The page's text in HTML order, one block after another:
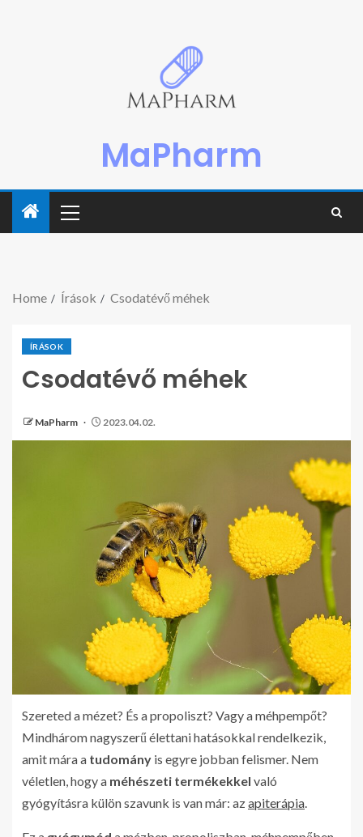
MaPharm
Home Írások Csodatévő méhek
ÍRÁSOK
Csodatévő méhek
MaPharm 2023.04.02.
Szereted a mézet? És a propoliszt? Vagy a méhpempőt?
Mindhárom nagyszerű élettani hatásokkal rendelkezik,
amit mára a tudomány is egyre jobban felismer. Nem
véletlen, hogy a méhészeti termékekkel való
gyógyításra külön szavunk is van már: azapiterápia